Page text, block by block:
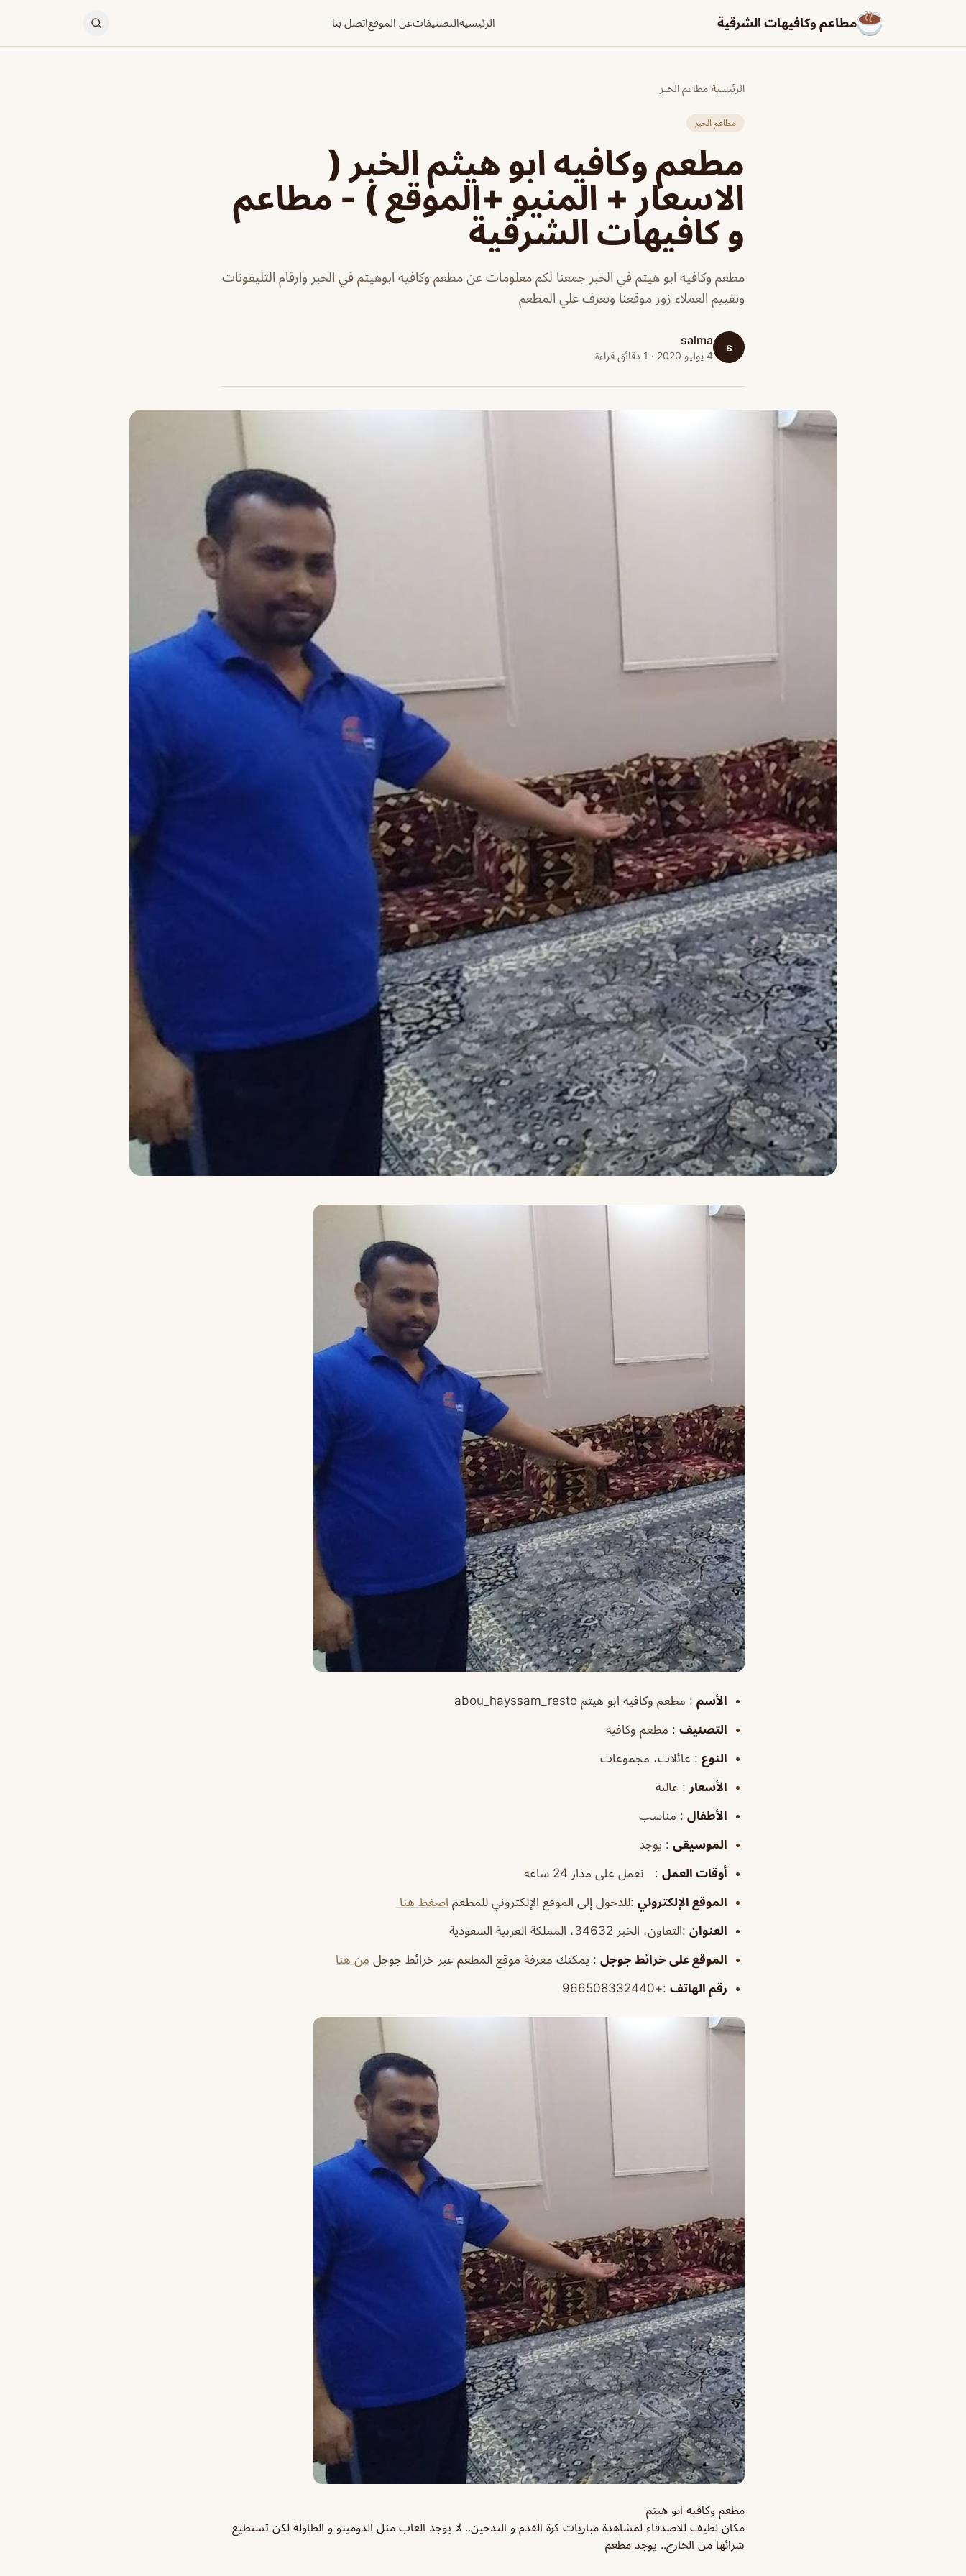
مطاعم وكافيهات الشرقية الرئيسيةالتصنيفاتعن الموقعاتصل بنا
الرئيسية/مطاعم الخبر
مطاعم الخبر
مطعم وكافيه ابو هيثم الخبر (
الاسعار + المنيو +الموقع ) - مطاعم
و كافيهات الشرقية
مطعم وكافيه ابو هيثم في الخبر جمعنا لكم معلومات عن مطعم وكافيه ابوهيثم في الخبر وارقام التليفونات
وتقييم العملاء زور موقعنا وتعرف علي المطعم
s
salma
4 يوليو 2020 · 1 دقائق قراءة
الأسم : مطعم وكافيه ابو هيثم abou_hayssam_resto
التصنيف : مطعم وكافيه
النوع : عائلات، مجموعات
الأسعار : عالية
الأطفال : مناسب
الموسيقى : يوجد
أوقات العمل : نعمل على مدار 24 ساعة
الموقع الإلكتروني :للدخول إلى الموقع الإلكتروني للمطعم اضغط هنا
العنوان :التعاون، الخبر 34632، المملكة العربية السعودية
الموقع على خرائط جوجل : يمكنك معرفة موقع المطعم عبر خرائط جوجل من هنا
رقم الهاتف :+966508332440
مطعم وكافيه ابو هيثم
مكان لطيف للاصدقاء لمشاهدة مباريات كرة القدم و التدخين.. لا يوجد العاب مثل الدومينو و الطاولة لكن تستطيع
شرائها من الخارج.. يوجد مطعم